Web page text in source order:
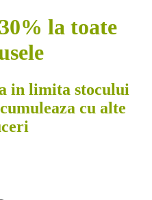
la toate
in limita stocului
cu alte